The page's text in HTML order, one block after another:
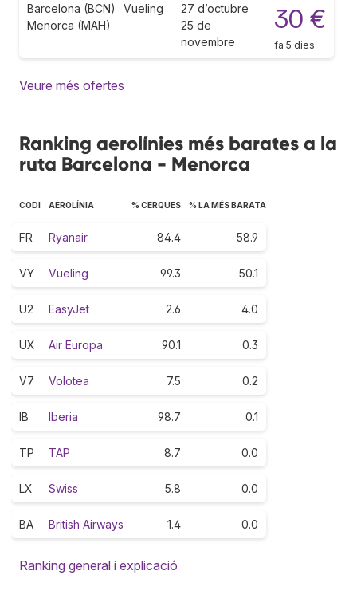
Barcelona (BCN)
Menorca (MAH)
Vueling
27 d’octubre
25 de
novembre
30 €
fa 5 dies
Veure més ofertes
Ranking aerolínies més barates a la
ruta Barcelona - Menorca
CODI AEROLÍNIA % CERQUES % LA MÉS BARATA
FR Ryanair 84.4 58.9
VY Vueling 99.3 50.1
U2 EasyJet 2.6 4.0
UX Air Europa 90.1 0.3
V7 Volotea 7.5 0.2
IB Iberia 98.7 0.1
TP TAP 8.7 0.0
LX Swiss 5.8 0.0
BA British Airways 1.4 0.0
Ranking general i explicació